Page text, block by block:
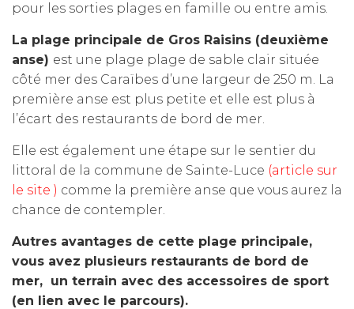
pour les sorties plages en famille ou entre amis.
La plage principale de Gros Raisins (deuxième
anse) est une plage plage de sable clair située
côté mer des Caraïbes d’une largeur de 250 m. La
première anse est plus petite et elle est plus à
l’écart des restaurants de bord de mer.
Elle est également une étape sur le sentier du
littoral de la commune de Sainte-Luce (article sur
le site ) comme la première anse que vous aurez la
chance de contempler.
Autres avantages de cette plage principale,
vous avez plusieurs restaurants de bord de
mer, un terrain avec des accessoires de sport
(en lien avec le parcours).